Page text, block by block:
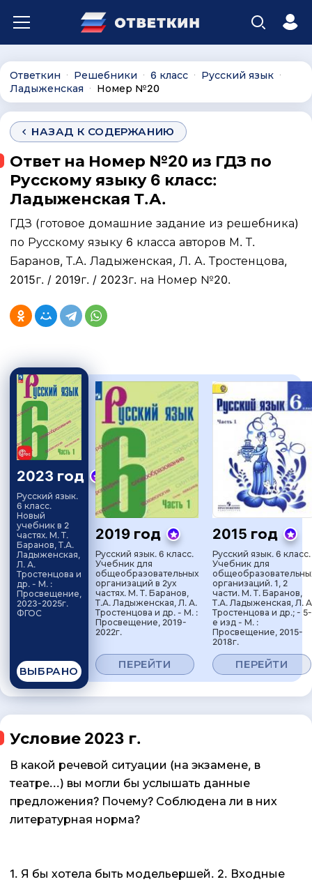
Ответкин ∙ Решебники ∙ 6 класс ∙ Русский язык ∙
Ладыженская ∙ Номер №20
НАЗАД К СОДЕРЖАНИЮ
Ответ на Номер №20 из ГДЗ по
Русскому языку 6 класс:
Ладыженская Т.А.
ГДЗ (готовое домашние задание из решебника)
по Русскому языку 6 класса авторов М. Т.
Баранов, Т.А. Ладыженская, Л. А. Тростенцова,
2015г. / 2019г. / 2023г. на Номер №20.
2023 год
Русский язык.
6 класс.
Новый
учебник в 2
частях. М. Т.
Баранов, Т.А.
Ладыженская,
Л. А.
Тростенцова и
др. - М. :
Просвещение,
2023-2025г.
ФГОС
ВЫБРАНО
2019 год
Русский язык. 6 класс.
Учебник для
общеобразовательных
организаций в 2ух
частях. М. Т. Баранов,
Т.А. Ладыженская, Л. А.
Тростенцова и др. - М. :
Просвещение, 2019-
2022г.
ПЕРЕЙТИ
2015 год
Русский язык. 6 класс.
Учебник для
организаций. 1, 2
части. М. Т. Баранов,
Т.А. Ладыженская, Л.
Тростенцова и др.; - 5-
е изд - М. :
Просвещение, 2015-
2018г.
ПЕРЕЙТИ
Условие 2023 г.
В какой речевой ситуации (на экзамене, в
театре...) вы могли бы услышать данные
предложения? Почему? Соблюдена ли в них
литературная норма?
1. Я бы хотела быть модельершей. 2. Входные